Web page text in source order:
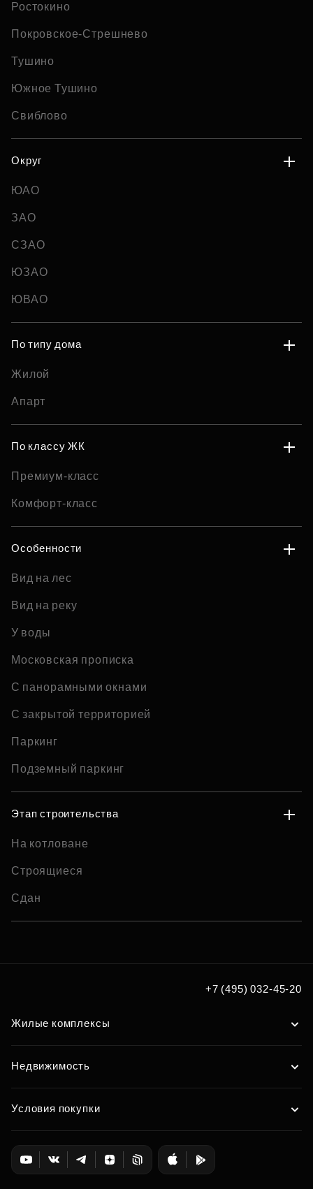
Ростокино
Покровское-Стрешнево
Тушино
Южное Тушино
Свиблово
Округ
ЮАО
ЗАО
СЗАО
ЮЗАО
ЮВАО
По типу дома
Жилой
Апарт
По классу ЖК
Премиум-класс
Комфорт-класс
Особенности
Вид на лес
Вид на реку
У воды
Московская прописка
С панорамными окнами
С закрытой территорией
Паркинг
Подземный паркинг
Этап строительства
На котловане
Строящиеся
Сдан
+7 (495) 032-45-20
Жилые комплексы
Недвижимость
Условия покупки